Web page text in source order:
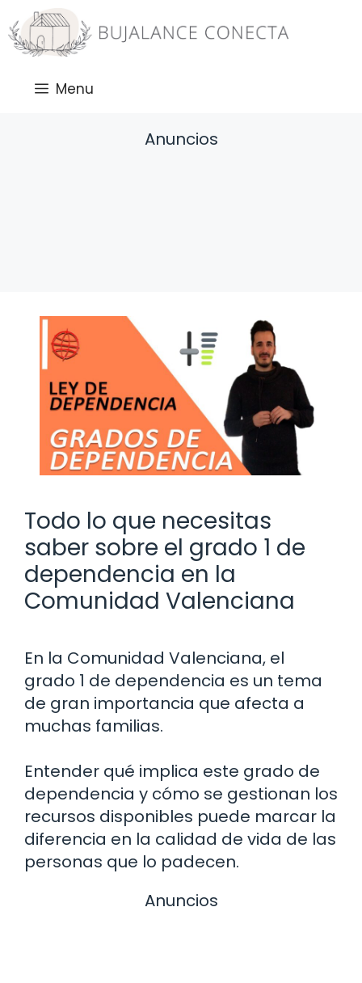
Saltar
al
contenido
Menu
Anuncios
Todo lo que necesitas
saber sobre el grado 1 de
dependencia en la
Comunidad Valenciana
En la Comunidad Valenciana, el
grado 1 de dependencia es un tema
de gran importancia que afecta a
muchas familias.
Entender qué implica este grado de
dependencia y cómo se gestionan los
recursos disponibles puede marcar la
diferencia en la calidad de vida de las
personas que lo padecen.
Anuncios